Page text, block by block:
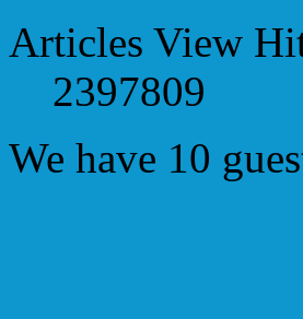
Articles View
2397809
We have 10